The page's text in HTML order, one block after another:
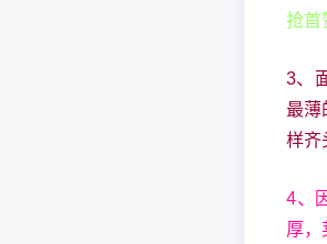
抢首
3、
最薄
样齐
4、
厚，